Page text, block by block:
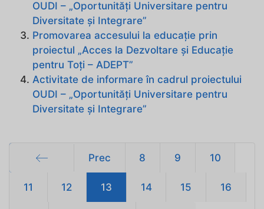
OUDI – „Oportunități Universitare pentru
Diversitate și Integrare”
Promovarea accesului la educație prin
proiectul „Acces la Dezvoltare și Educație
pentru Toți – ADEPT”
Activitate de informare în cadrul proiectului
OUDI – „Oportunități Universitare pentru
Diversitate și Integrare”
Start
Prec 8 9 10
11 12 13 14 15 16